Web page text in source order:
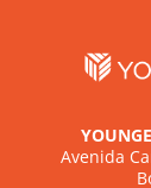
Avenida